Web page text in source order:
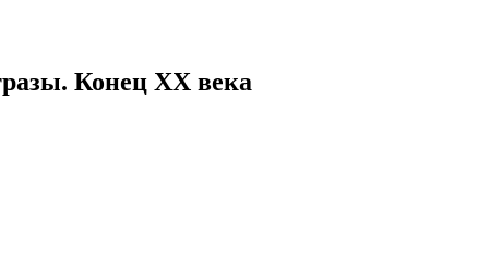
Конец XX века